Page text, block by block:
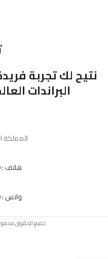
نتيح لك تجربة
البراندات
المملكة
هاتف : 0533995200
واتس : 0533995200
جميع الحقوق